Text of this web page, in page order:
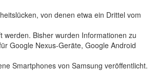
von denen etwa ein Drittel vom
werden. Bisher wurden Informationen zu
Google Nexus-Geräte, Google Android
Smartphones von Samsung veröffentlicht.